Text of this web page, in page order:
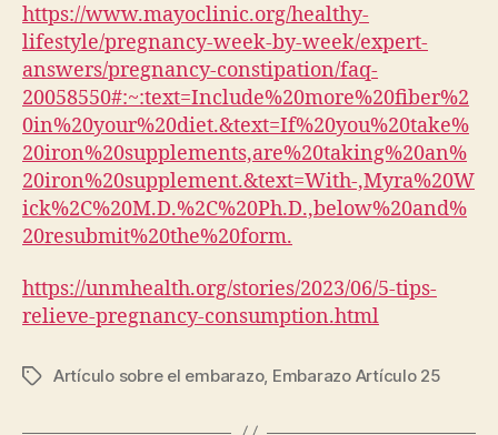
https://www.mayoclinic.org/healthy-
lifestyle/pregnancy-week-by-week/expert-
answers/pregnancy-constipation/faq-
20058550#:~:text=Include%20more%20fiber%2
0in%20your%20diet.&text=If%20you%20take%
20iron%20supplements,are%20taking%20an%
20iron%20supplement.&text=With-,Myra%20W
ick%2C%20M.D.%2C%20Ph.D.,below%20and%
20resubmit%20the%20form.
https://unmhealth.org/stories/2023/06/5-tips-
relieve-pregnancy-consumption.html
Etiquetas
Artículo sobre el embarazo, Embarazo Artículo 25